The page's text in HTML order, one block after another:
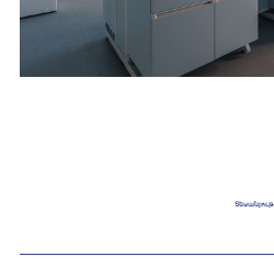
Տեսանյութ